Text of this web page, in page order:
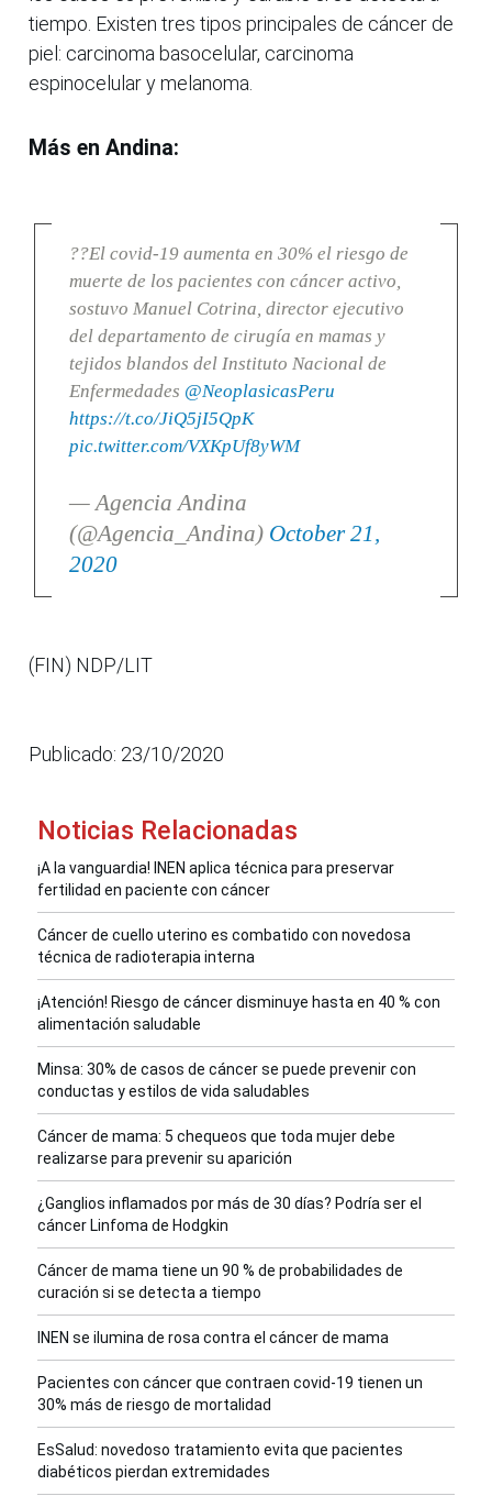
tiempo. Existen tres tipos principales de cáncer de
piel: carcinoma basocelular, carcinoma
espinocelular y melanoma.
Más en Andina:
??El covid-19 aumenta en 30% el riesgo de
muerte de los pacientes con cáncer activo,
sostuvo Manuel Cotrina, director ejecutivo
del departamento de cirugía en mamas y
tejidos blandos del Instituto Nacional de
Enfermedades @NeoplasicasPeru
https://t.co/JiQ5jI5QpK
pic.twitter.com/VXKpUf8yWM
— Agencia Andina
(@Agencia_Andina) October 21,
2020
(FIN) NDP/LIT
Publicado: 23/10/2020
Noticias Relacionadas
¡A la vanguardia! INEN aplica técnica para preservar
fertilidad en paciente con cáncer
Cáncer de cuello uterino es combatido con novedosa
técnica de radioterapia interna
¡Atención! Riesgo de cáncer disminuye hasta en 40 % con
alimentación saludable
Minsa: 30% de casos de cáncer se puede prevenir con
conductas y estilos de vida saludables
Cáncer de mama: 5 chequeos que toda mujer debe
realizarse para prevenir su aparición
¿Ganglios inflamados por más de 30 días? Podría ser el
cáncer Linfoma de Hodgkin
Cáncer de mama tiene un 90 % de probabilidades de
curación si se detecta a tiempo
INEN se ilumina de rosa contra el cáncer de mama
Pacientes con cáncer que contraen covid-19 tienen un
30% más de riesgo de mortalidad
EsSalud: novedoso tratamiento evita que pacientes
diabéticos pierdan extremidades